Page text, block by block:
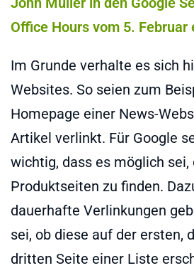
Office Hours vom 5. Februar
Im Grunde verhalte es sich
Websites. So seien zum
Homepage einer News-
Artikel verlinkt. Für Google
wichtig, dass es möglich
Produktseiten zu finden.
dauerhafte Verlinkungen
sei, ob diese auf der ersten,
dritten Seite einer Liste